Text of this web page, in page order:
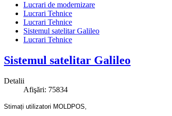
Lucrari de modernizare
Lucrari Tehnice
Lucrari Tehnice
Sistemul satelitar Galileo
Lucrari Tehnice
Sistemul satelitar Galileo
Detalii
Afişări: 75834
Stimați utilizatori MOLDPOS,